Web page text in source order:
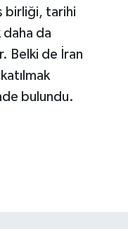
birliği, tarihi
daha da
Belki de İran
bulundu.